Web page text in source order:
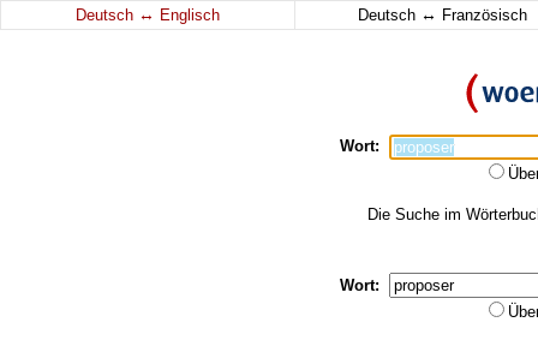
Deutsch ↔ Englisch Deutsch ↔ Französisch
Wort:
Die Suche im
Wort: